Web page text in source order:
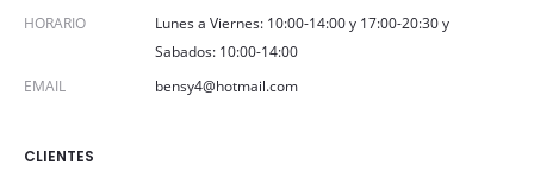
HORARIO
Lunes a Viernes: 10:00-14:00 y 17:00-20:30 y
Sabados: 10:00-14:00
EMAIL
bensy4@hotmail.com
CLIENTES